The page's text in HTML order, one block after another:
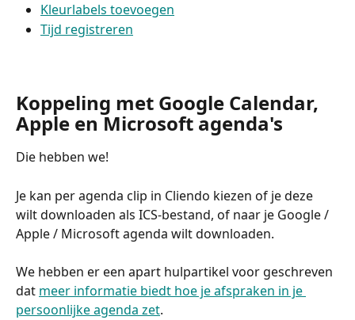
Kleurlabels toevoegen
Tijd registreren
Koppeling met Google Calendar,
Apple en Microsoft agenda's
Die hebben we!
Je kan per agenda clip in Cliendo kiezen of je deze
wilt downloaden als ICS-bestand, of naar je Google /
Apple / Microsoft agenda wilt downloaden.
We hebben er een apart hulpartikel voor geschreven
dat meer informatie biedt hoe je afspraken in je
persoonlijke agenda zet.